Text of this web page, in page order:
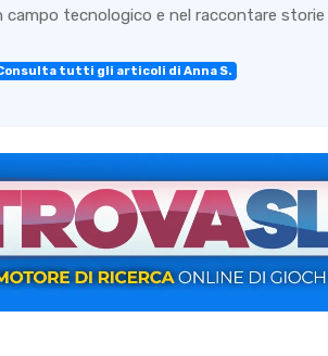
campo tecnologico e nel raccontare
tutti gli articoli di Anna S.